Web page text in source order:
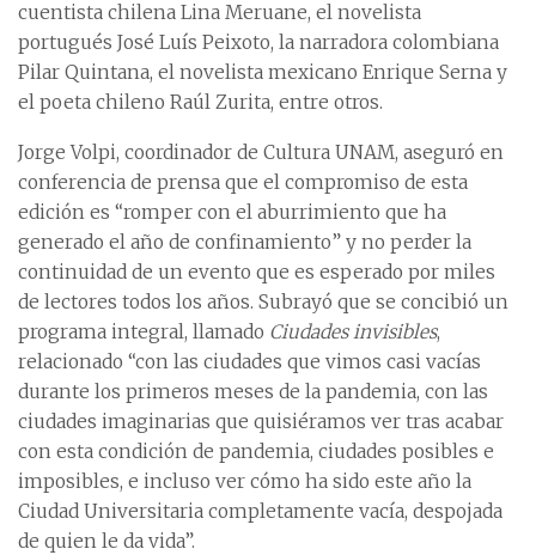
cuentista chilena Lina Meruane, el novelista
portugués José Luís Peixoto, la narradora colombiana
Pilar Quintana, el novelista mexicano Enrique Serna y
el poeta chileno Raúl Zurita, entre otros.
Jorge Volpi, coordinador de Cultura UNAM, aseguró en
conferencia de prensa que el compromiso de esta
edición es “romper con el aburrimiento que ha
generado el año de confinamiento” y no perder la
continuidad de un evento que es esperado por miles
de lectores todos los años. Subrayó que se concibió un
programa integral, llamado Ciudades invisibles,
relacionado “con las ciudades que vimos casi vacías
durante los primeros meses de la pandemia, con las
ciudades imaginarias que quisiéramos ver tras acabar
con esta condición de pandemia, ciudades posibles e
imposibles, e incluso ver cómo ha sido este año la
Ciudad Universitaria completamente vacía, despojada
de quien le da vida”.